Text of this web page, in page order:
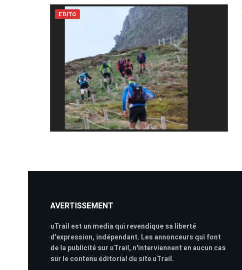
EDITO
AVERTISSEMENT
uTrail est un media qui revendique sa liberté
d'expression, indépendant. Les annonceurs qui font
de la publicité sur uTrail, n'interviennent en aucun cas
sur le contenu éditorial du site uTrail.